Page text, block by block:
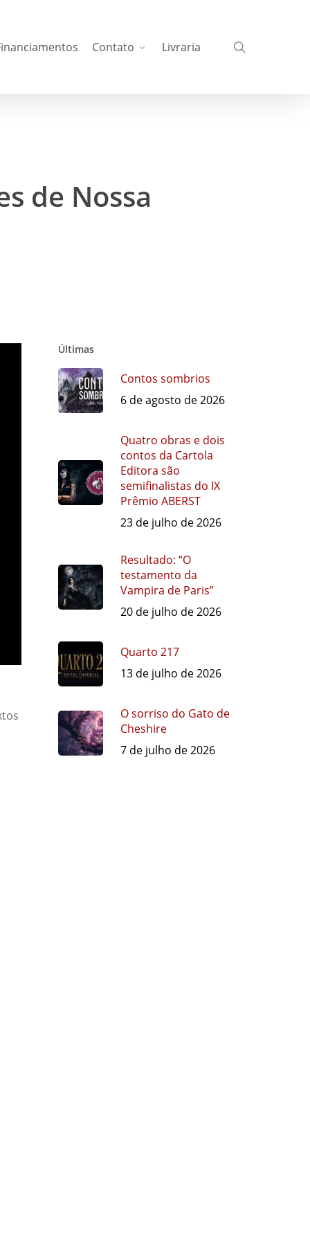
Contato Livraria
de Nossa
Últimas
Contos sombrios
6 de agosto de 2026
Quatro obras e dois
contos da Cartola
Editora são
semifinalistas do IX
Prêmio ABERST
23 de julho de 2026
Resultado: “O
testamento da
Vampira de Paris”
20 de julho de 2026
Quarto 217
13 de julho de 2026
O sorriso do Gato de
Cheshire
7 de julho de 2026